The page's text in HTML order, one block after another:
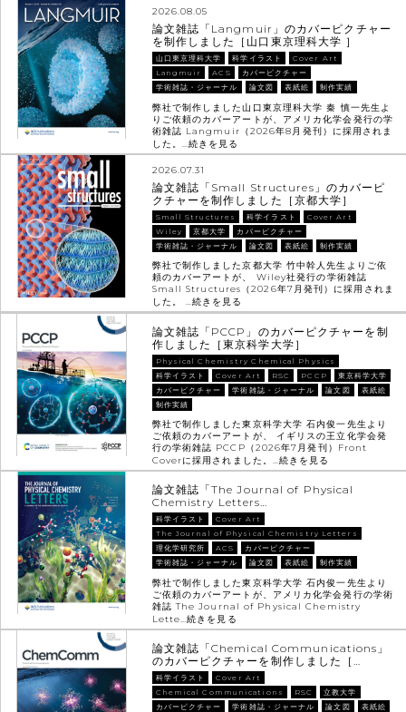
2026.08.05
論文雑誌「Langmuir」のカバーピクチャー
を制作しました［山口東京理科大学 ］
山口東京理科大学 科学イラスト
Cover Art
Langmuir
ACS
カバーピクチャー
学術雑誌・ジャーナル
論文図 表紙絵 制作実績
弊社で制作しました山口東京理科大学 秦 慎一先生よ
りご依頼のカバーアートが、アメリカ化学会発行の学
術雑誌 Langmuir（2026年8月発刊）に採用されま
した。… 続きを見る
2026.07.31
論文雑誌「Small Structures」のカバーピ
クチャーを制作しました［京都大学］
Small Structures 科学イラスト
Cover Art
Wiley
京都大学
カバーピクチャー
学術雑誌・ジャーナル
論文図 表紙絵 制作実績
弊社で制作しました京都大学 竹中幹人先生よりご依
頼のカバーアートが、 Wiley社発行の学術雑誌
Small Structures（2026年7月発刊）に採用されま
した。 …続きを見る
論文雑誌「PCCP」のカバーピクチャーを制
作しました［東京科学大学］
Physical Chemistry Chemical Physics
科学イラスト
Cover Art RSC PCCP
東京科学大学
カバーピクチャー
学術雑誌・ジャーナル 論文図
表紙絵
制作実績
弊社で制作しました東京科学大学 石内俊一先生より
ご依頼のカバーアートが、 イギリスの王立化学会発
行の学術雑誌 PCCP（2026年7月発刊）Front
Coverに採用されました。…続きを見る
論文雑誌「The Journal of Physical
Chemistry Letters…
科学イラスト
Cover Art
The Journal of Physical Chemistry Letters
理化学研究所
ACS
カバーピクチャー
学術雑誌・ジャーナル
論文図 表紙絵 制作実績
弊社で制作しました東京科学大学 石内俊一先生より
ご依頼のカバーアートが、アメリカ化学会発行の学術
雑誌 The Journal of Physical Chemistry
Lette…続きを見る
論文雑誌「Chemical Communications」
のカバーピクチャーを制作しました［…
科学イラスト
Cover Art
Chemical Communications
RSC
立教大学
カバーピクチャー
学術雑誌・ジャーナル 論文図
表紙絵